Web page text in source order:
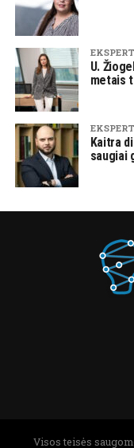
U.
metais
Kaitra
saugiai
Visos teisės